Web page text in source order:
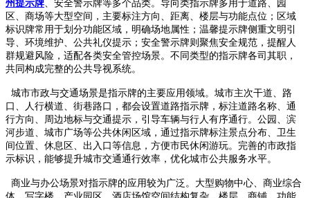
州提示牌 、安全警示牌等多个品类。导向类指示牌多用于道路、园
区、商场等大型空间，主要标注方向、距离、楼层与功能点位；区域
标识牌常用于划分功能区域，明确场地属性；温馨提示牌侧重文明引
导、环境维护、公共礼仪提示；安全警示牌则聚焦安全规范，提醒人
群规避风险，适配各类安全管控场景。不同类型的指示牌各司其职，
共同构成完整的公共导视系统。
城市市政与交通场景是指示牌的主要应用领域。城市主次干道、路
口、人行横道、街巷路口，都会设置道路指示牌，标注道路名称、通
行方向、周边地标与交通提示，引导车辆与行人有序通行。公园、滨
河步道、城市广场等公共休闲区域，通过指示牌标注景点分布、卫生
间位置、休息区、出入口等信息，方便市民休闲游玩。完善的市政指
示标识，能够提升城市交通通行效率，优化城市公共服务水平。
商业与办公场景对指示牌的应用较为广泛。大型购物中心、商业综合